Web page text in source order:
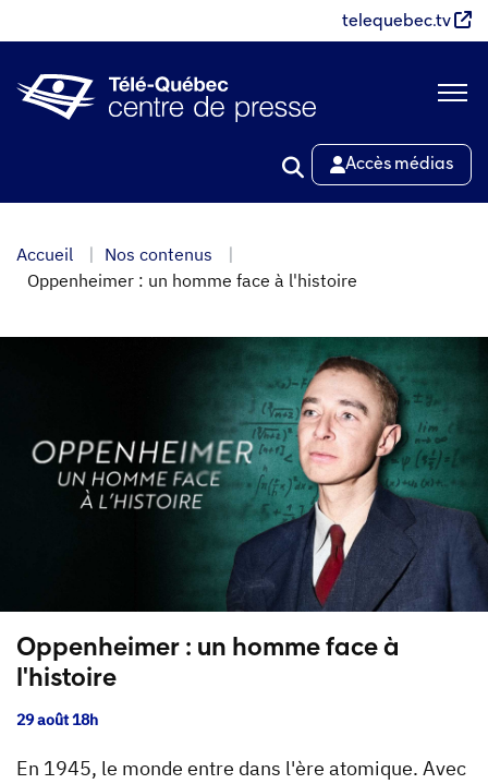
au
principal
telequebec.tv
Accès médias
Accueil
Nos contenus
Oppenheimer : un homme face à l'histoire
Oppenheimer : un homme face à
l'histoire
29 août 18h
En 1945, le monde entre dans l'ère atomique. Avec